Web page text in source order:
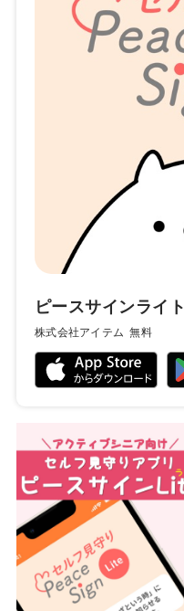
ピースサインライト
株式会社アイテム 無料